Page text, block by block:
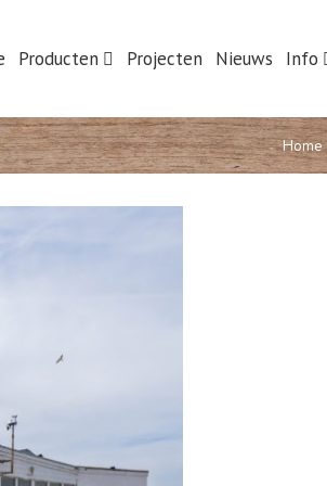
Producten Projecten Nieuws Info
Home